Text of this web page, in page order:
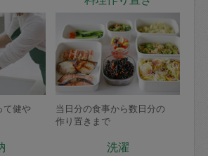
て健や
当日分の食事から数日分の
作り置きまで
洗濯